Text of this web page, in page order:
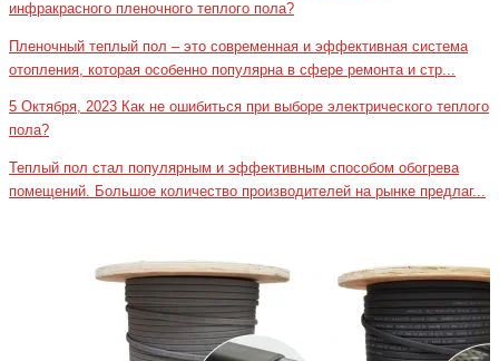
инфракрасного пленочного теплого пола?
Пленочный теплый пол – это современная и эффективная система
отопления, которая особенно популярна в сфере ремонта и стр...
5 Октября, 2023 Как не ошибиться при выборе электрического теплого
пола?
Теплый пол стал популярным и эффективным способом обогрева
помещений. Большое количество производителей на рынке предлаг...